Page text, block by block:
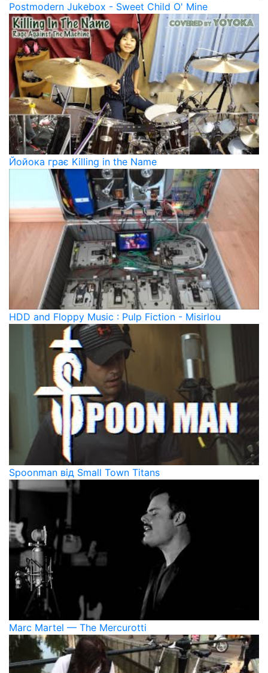
Postmodern Jukebox - Sweet Child O' Mine
Йойока грає Killing in the Name
HDD and Floppy Music : Pulp Fiction - Misirlou
Spoonman від Small Town Titans
Marc Martel — The Mercurotti